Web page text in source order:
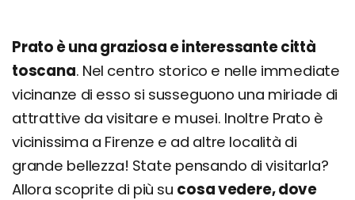
Prato è una graziosa e interessante città
toscana. Nel centro storico e nelle immediate
vicinanze di esso si susseguono una miriade di
attrattive da visitare e musei. Inoltre Prato è
vicinissima a Firenze e ad altre località di
grande bellezza! State pensando di visitarla?
Allora scoprite di più su cosa vedere, dove